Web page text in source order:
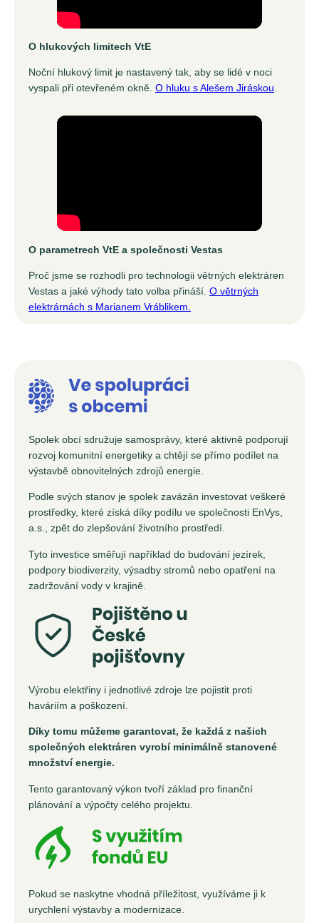
O hlukových limitech VtE
Noční hlukový limit je nastavený tak, aby se lidé v noci
vyspali při otevřeném okně. O hluku s Alešem Jiráskou
O parametrech VtE a společnosti Vestas
Proč jsme se rozhodli pro technologii větrných elektráren
Vestas a jaké výhody tato volba přináší. O větrných
elektrárnách s Marianem Vráblikem.
Spolek obcí sdružuje samosprávy, které aktivně podporují
rozvoj komunitní energetiky a chtějí se přímo podílet na
výstavbě obnovitelných zdrojů energie.
Podle svých stanov je spolek zavázán investovat veškeré
prostředky, které získá díky podílu ve společnosti EnVys,
a.s., zpět do zlepšování životního prostředí.
Tyto investice směřují například do budování jezírek,
podpory biodiverzity, výsadby stromů nebo opatření na
zadržování vody v krajině.
Výrobu elektřiny i jednotlivé zdroje lze pojistit proti
haváriím a poškození.
Díky tomu můžeme garantovat, že každá z našich
společných elektráren vyrobí minimálně stanovené
množství energie.
Tento garantovaný výkon tvoří základ pro finanční
plánování a výpočty celého projektu.
Pokud se naskytne vhodná příležitost, využíváme ji k
urychlení výstavby a modernizace.